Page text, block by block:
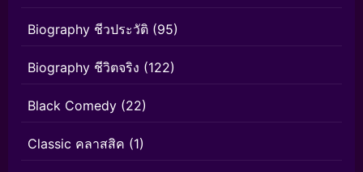
Biography ชีวประวัติ (95)
Biography ชีวิตจริง (122)
Black Comedy (22)
Classic คลาสสิค (1)